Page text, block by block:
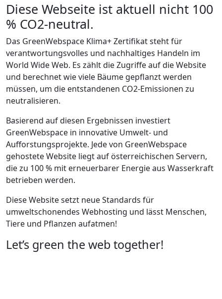
Diese Webseite ist aktuell nicht 100
% CO2-neutral.
Das GreenWebspace Klima+ Zertifikat steht für
verantwortungsvolles und nachhaltiges Handeln im
World Wide Web. Es zählt die Zugriffe auf die Website
und berechnet wie viele Bäume gepflanzt werden
müssen, um die entstandenen CO2-Emissionen zu
neutralisieren.
Basierend auf diesen Ergebnissen investiert
GreenWebspace in innovative Umwelt- und
Aufforstungsprojekte. Jede von GreenWebspace
gehostete Website liegt auf österreichischen Servern,
die zu 100 % mit erneuerbarer Energie aus Wasserkraft
betrieben werden.
Diese Website setzt neue Standards für
umweltschonendes Webhosting und lässt Menschen,
Tiere und Pflanzen aufatmen!
Let’s green the web together!